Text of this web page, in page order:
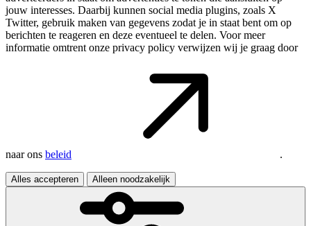
jouw interesses. Daarbij kunnen social media plugins, zoals X
Twitter, gebruik maken van gegevens zodat je in staat bent om op
berichten te reageren en deze eventueel te delen. Voor meer
informatie omtrent onze privacy policy verwijzen wij je graag door
naar ons beleid .
Alles accepteren Alleen noodzakelijk